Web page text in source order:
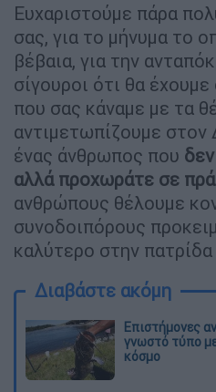
Ευχαριστούμε πάρα
σας, για το μήνυμα το
βέβαια, για την
σίγουροι ότι θα
που σας κάναμε με τα
αντιμετωπίζουμε στον
ένας άνθρωπος που
αλλά προχωράτε σε
ανθρώπους θέλουμε
συνοδοιπόρους
καλύτερο στην πατρίδα
Διαβάστε ακόμη
Επιστήμονες
γνωστό τύπο
κόσμο